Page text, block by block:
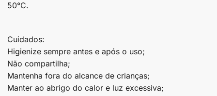
50°C.
Cuidados:
Higienize sempre antes e após o uso;
Não compartilha;
Mantenha fora do alcance de crianças;
Manter ao abrigo do calor e luz excessiva;